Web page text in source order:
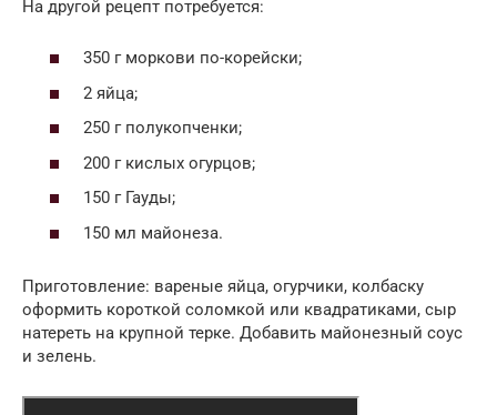
На другой рецепт потребуется:
350 г моркови по-корейски;
2 яйца;
250 г полукопченки;
200 г кислых огурцов;
150 г Гауды;
150 мл майонеза.
Приготовление: вареные яйца, огурчики, колбаску
оформить короткой соломкой или квадратиками, сыр
натереть на крупной терке. Добавить майонезный соус
и зелень.